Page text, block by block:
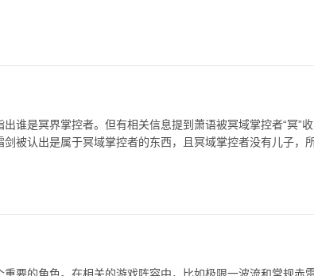
谁是冥界掌控者。但有相关信息提到萧语被冥域掌控者“冥”收
被认出是属于冥域掌控者的东西，且冥域掌控者没有儿子，